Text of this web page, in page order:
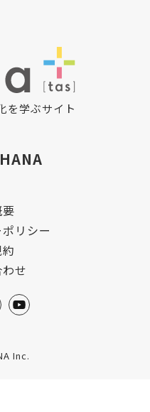
を学ぶサイト
リシー
せ
Inc.